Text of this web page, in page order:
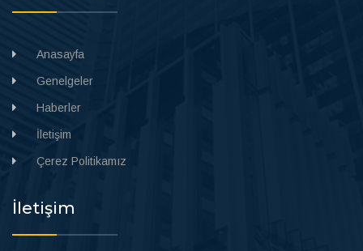
Anasayfa
Genelgeler
Haberler
İletişim
Çerez Politikamız
İletişim